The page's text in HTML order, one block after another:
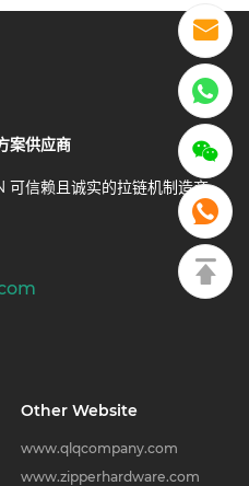
Other Website
www.qlqcompany.com
www.zipperhardware.com
案供应商
可信赖且诚实的拉链机制造商